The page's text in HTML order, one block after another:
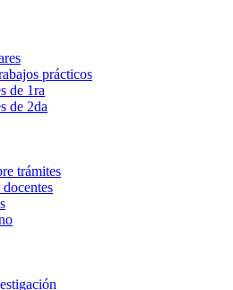
prácticos
de 1ra
de 2da
trámites